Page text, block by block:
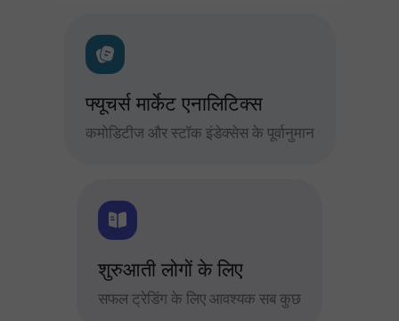
फ्यूचर्स मार्केट एनालिटिक्स
कमोडिटीज और स्टॉक इंडेक्सेस के पूर्वानुमान
शुरुआती लोगों के लिए
सफल ट्रेडिंग के लिए आवश्यक सब कुछ